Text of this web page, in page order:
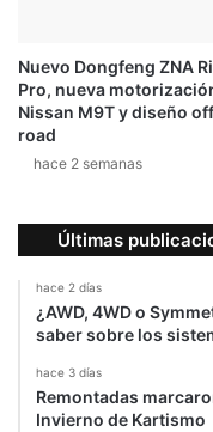
Nuevo Dongfeng ZNA
Pro, nueva
Nissan M9T y diseño
road
hace 2 semanas
Últimas
hace 2 días
¿AWD, 4WD o
saber sobre los
hace 3 días
Remontadas
Invierno de Kartismo